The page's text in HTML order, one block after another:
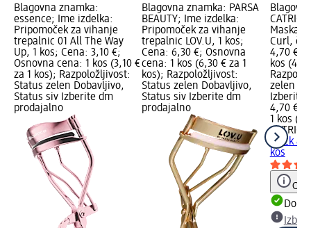
Blagovna znamka:
essence; Ime izdelka:
Pripomoček za vihanje
trepalnic 01 All The Way
Up, 1 kos; Cena: 3,10 €;
Osnovna cena: 1 kos (3,10 €
za 1 kos); Razpoložljivost:
Status zelen Dobavljivo,
Status siv Izberite dm
prodajalno
Blagovna znamka: PARSA
BEAUTY; Ime izdelka:
Pripomoček za vihanje
trepalnic LOV.U, 1 kos;
Cena: 6,30 €; Osnovna
cena: 1 kos (6,30 € za 1
kos); Razpoložljivost:
Status zelen Dobavljivo,
Status siv Izberite dm
prodajalno
Curl,
4,70 €;
kos
zelen
Izberite
4,70 €
1 kos
CATRICE
black &
kos